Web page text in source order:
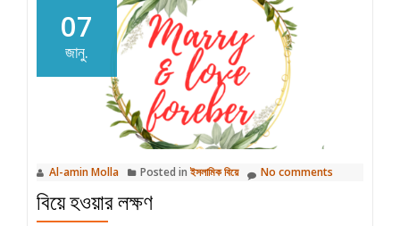
07
জানু.
Al-amin Molla Posted in ইসলামিক বিয়ে No comments
বিয়ে হওয়ার লক্ষণ